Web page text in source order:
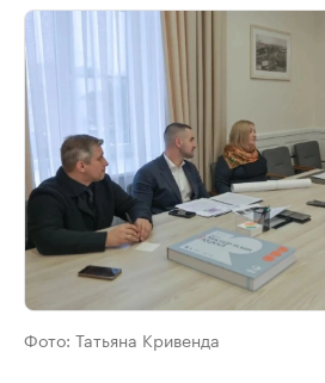
Фото: Татьяна Кривенда